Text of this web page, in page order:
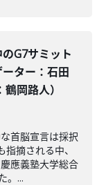
のG7サミット
ター：石田
岡路人）
首脳宣言は採択
摘される中、
應義塾大学総合
。...